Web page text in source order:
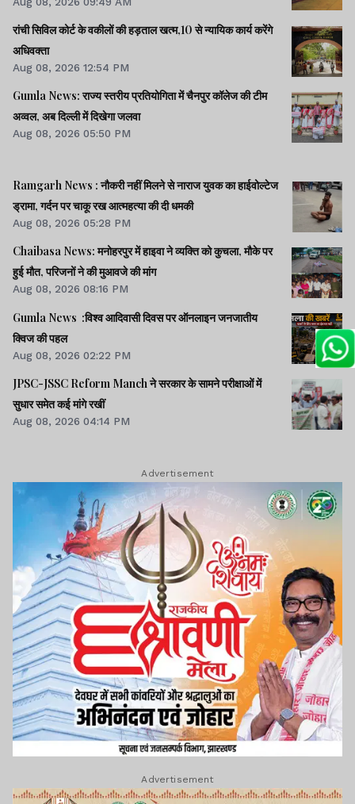
रांची सिविल कोर्ट के वकीलों की हड़ताल खत्म,10 से न्यायिक कार्य करेंगे
अधिवक्ता
Aug 08, 2026 12:54 PM
Gumla News: राज्य स्तरीय प्रतियोगिता में चैनपुर कॉलेज की टीम
अव्वल, अब दिल्ली में दिखेगा जलवा
Aug 08, 2026 05:50 PM
Ramgarh News : नौकरी नहीं मिलने से नाराज युवक का हाईवोल्टेज
ड्रामा, गर्दन पर चाकू रख आत्महत्या की दी धमकी
Aug 08, 2026 05:28 PM
Chaibasa News: मनोहरपुर में हाइवा ने व्यक्ति को कुचला, मौके पर
हुई मौत, परिजनों ने की मुआवजे की मांग
Aug 08, 2026 08:16 PM
Gumla News :विश्व आदिवासी दिवस पर ऑनलाइन जनजातीय
क्विज की पहल
Aug 08, 2026 02:22 PM
JPSC-JSSC Reform Manch ने सरकार के सामने परीक्षाओं में
सुधार समेत कई मांगे रखीं
Aug 08, 2026 04:14 PM
Advertisement
Advertisement